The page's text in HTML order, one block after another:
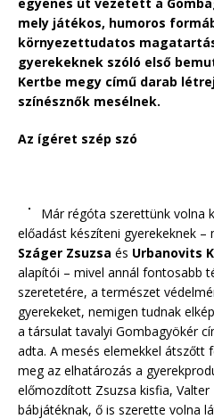
mely játékos, humoros
környezettudatos
gyerekeknek szóló első
Kertbe megy című darab
színésznők mesélnek.
Az ígéret szép szó
Már régóta szerettünk volna
előadást készíteni gyerekeknek –
Száger Zsuzsa és Urbanovits
alapítói – mivel annál fontosabb
szeretetére, a természet
gyerekeket, nemigen tudnak
a társulat tavalyi Gombagyökér
adta. A mesés elemekkel átszőtt
meg az elhatározás a
előmozdított Zsuzsa kisfia,
bábjátéknak, ő is szerette volna